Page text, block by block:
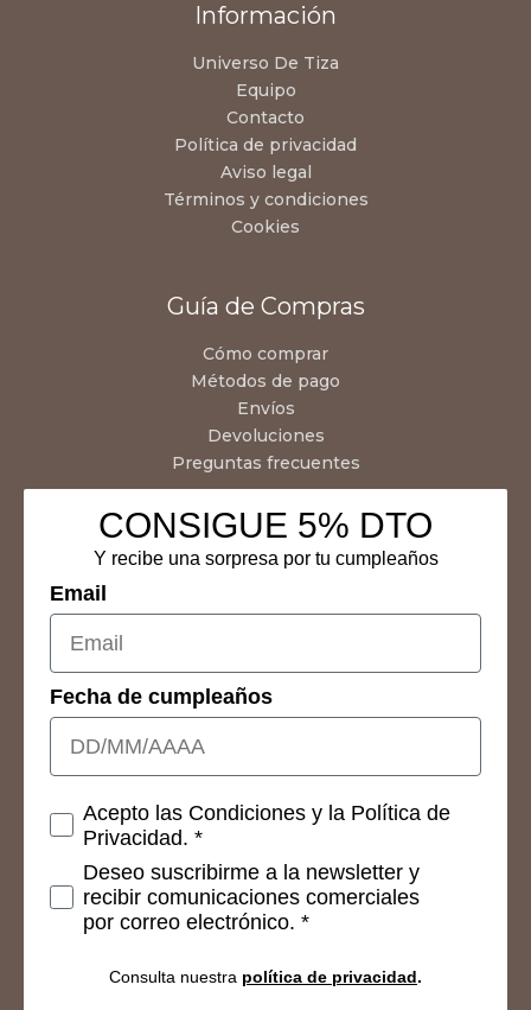
Información
Universo De Tiza
Equipo
Contacto
Política de privacidad
Aviso legal
Términos y condiciones
Cookies
Guía de Compras
Cómo comprar
Métodos de pago
Envíos
Devoluciones
Preguntas frecuentes
CONSIGUE 5% DTO
Y recibe una sorpresa por tu cumpleaños
Email
Fecha de cumpleaños
Consetimientos
Acepto las Condiciones y la Política de
Privacidad. *
Deseo suscribirme a la newsletter y
recibir comunicaciones comerciales
por correo electrónico. *
Consulta nuestra política de privacidad.